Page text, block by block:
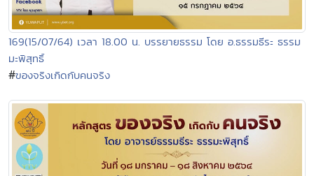
169(15/07/64) เวลา 18.00 น. บรรยายธรรม โดย อ.ธรรมธีระ ธรรม
มะพิสุทธิ์
#ของจริงเกิดกับคนจริง